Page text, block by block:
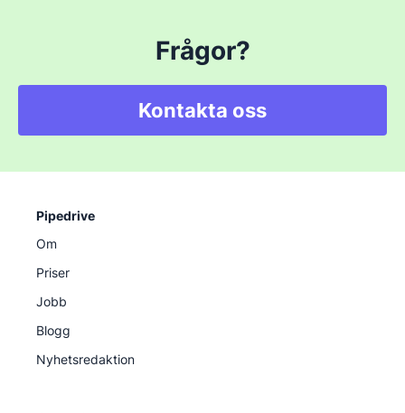
Frågor?
Kontakta oss
Pipedrive
Om
Priser
Jobb
Blogg
Nyhetsredaktion